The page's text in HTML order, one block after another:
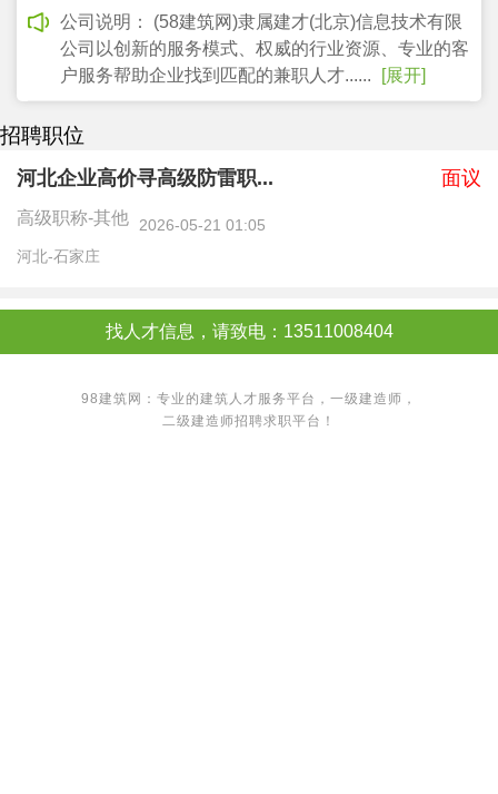
公司说明：
(58建筑网)隶属建才(北京)信息技术有限
公司以创新的服务模式、权威的行业资源、专业的客
户服务帮助企业找到匹配的兼职人才......
[展开]
招聘职位
河北企业高价寻高级防雷职... 面议
高级职称-其他
2026-05-21 01:05
河北-石家庄
找人才信息，请致电：13511008404
98建筑网：专业的建筑人才服务平台， 一级建造师 ，
二级建造师招聘求职平台！